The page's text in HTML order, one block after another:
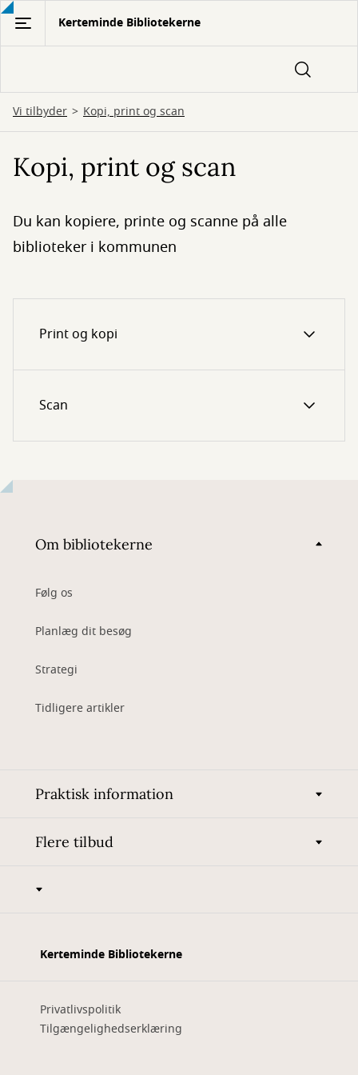
Gå
hovedindhold
Kerteminde Bibliotekerne
Vi tilbyder Kopi, print og scan
Kopi, print og scan
Du kan kopiere, printe og scanne på alle
biblioteker i kommunen
Print og kopi
Scan
Om bibliotekerne
Følg os
Planlæg dit besøg
Strategi
Tidligere artikler
Praktisk information
Flere tilbud
Kerteminde Bibliotekerne
Privatlivspolitik
Tilgængelighedserklæring